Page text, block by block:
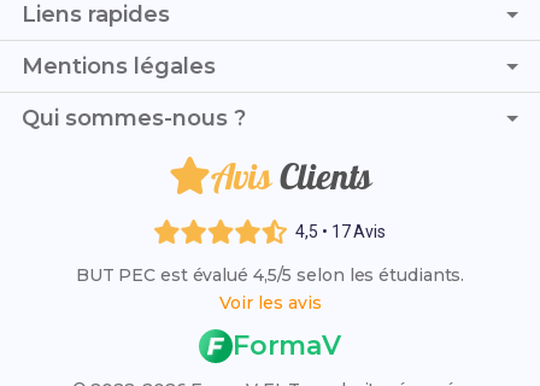
Liens rapides
Page d'accueil
Trouver son stage
Trouver son alternance
Liste des établissements
Résultats des examens 2026
Rattrapage 2026
VAE (Validation des Acquis)
Mentions légales
C.G.V. - C.G.U.
Politique de remboursement
Qui sommes-nous ?
Je suis Maxime et, avec ma camarade Sophie, nous avons
créé ce blog pour aider les étudiants en BUT PEC
(Packaging, Emballage et Conditionnement) à réussir
AvisClients
4,5 • 17 Avis
BUT PEC est évalué 4,5/5 selon les étudiants.
Voir les avis
FormaV